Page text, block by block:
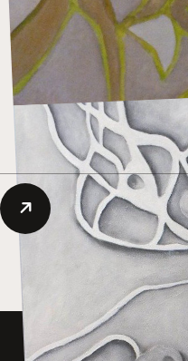
Envie de
plus d'oeuvres
d'Aiby ?